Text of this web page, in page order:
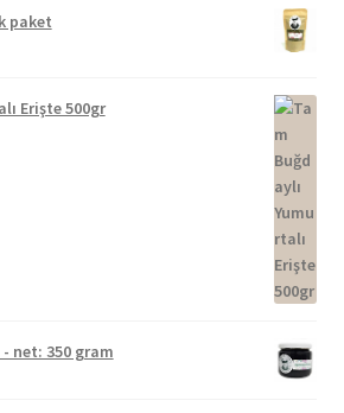
paket
Erişte 500gr
net: 350 gram